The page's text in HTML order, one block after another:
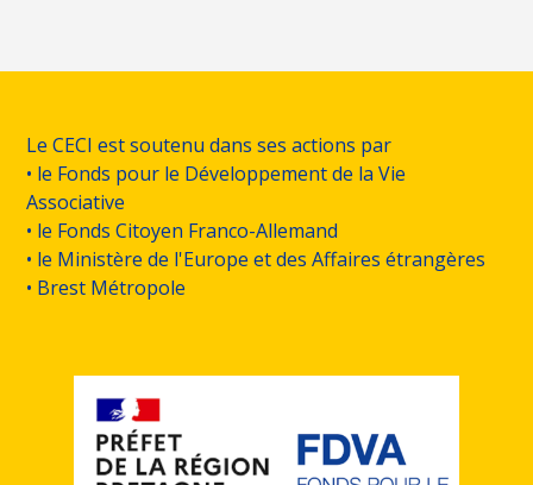
Le CECI est soutenu dans ses actions par
• le Fonds pour le Développement de la Vie
Associative
• le Fonds Citoyen Franco-Allemand
• le Ministère de l'Europe et des Affaires étrangères
• Brest Métropole